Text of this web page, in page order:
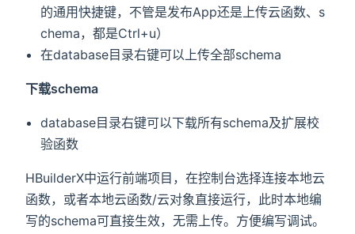
的通用快捷键，不管是发布App还是上传云函数、s
chema，都是Ctrl+u）
在database目录右键可以上传全部schema
下载schema
database目录右键可以下载所有schema及扩展校
验函数
HBuilderX中运行前端项目，在控制台选择连接本地云
函数，或者本地云函数/云对象直接运行，此时本地编
写的schema可直接生效，无需上传。方便编写调试。